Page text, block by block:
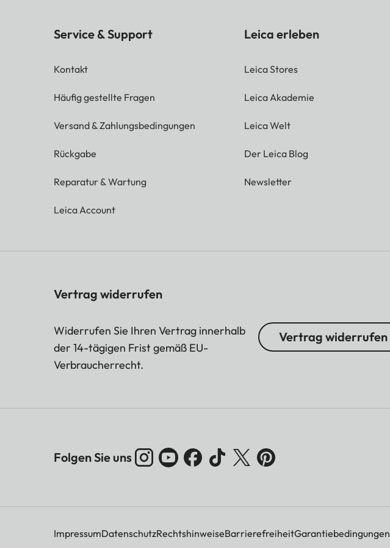
Service & Support
Kontakt
Häufig gestellte Fragen
Versand & Zahlungsbedingungen
Rückgabe
Reparatur & Wartung
Leica Account
Leica erleben
Leica Stores
Leica Akademie
Leica Welt
Der Leica Blog
Newsletter
Vertrag widerrufen
Widerrufen Sie Ihren Vertrag innerhalb
der 14-tägigen Frist gemäß EU-
Verbraucherrecht.
Vertrag widerrufen
Folgen Sie uns
ImpressumDatenschutzRechtshinweiseBarrierefreiheitGarantiebedingungen